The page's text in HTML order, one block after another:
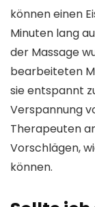
können einen
Minuten lang
der Massage
bearbeiteten
sie entspannt
Verspannung
Therapeuten
Vorschlägen,
können.